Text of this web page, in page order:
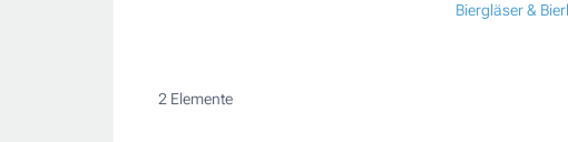
Biergläser &
2 Elemente